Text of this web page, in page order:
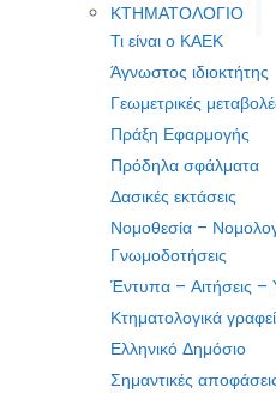
ΚΤΗΜΑΤΟΛΟΓΙΟ
Τι είναι ο ΚΑΕΚ
Άγνωστος ιδιοκτήτης
Γεωμετρικές
Πράξη Εφαρμογής
Πρόδηλα σφάλματα
Δασικές εκτάσεις
Νομοθεσία –
Γνωμοδοτήσεις
Έντυπα – Αιτήσεις –
Κτηματολογικά
Ελληνικό Δημόσιο
Σημαντικές